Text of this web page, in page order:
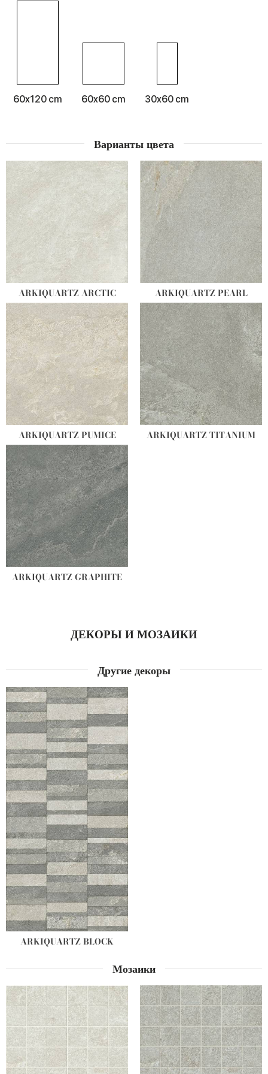
60x120 cm 60x60 cm 30x60 cm
Варианты цвета
ARKIQUARTZ ARCTIC ARKIQUARTZ PEARL
ARKIQUARTZ PUMICE ARKIQUARTZ TITANIUM
ARKIQUARTZ GRAPHITE
ДЕКОРЫ И МОЗАИКИ
Другие декоры
ARKIQUARTZ BLOCK
Мозаики